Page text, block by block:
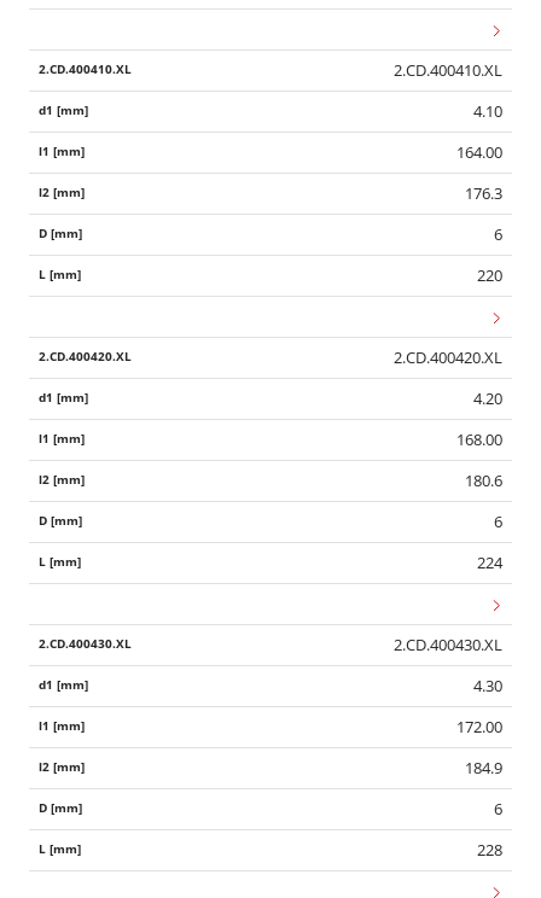
2.CD.400410.XL
4.10
164.00
176.3
6
220
2.CD.400420.XL
4.20
168.00
180.6
6
224
2.CD.400430.XL
4.30
172.00
184.9
6
228